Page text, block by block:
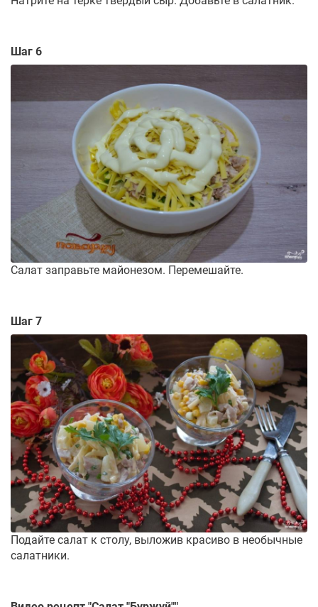
Шаг 6
Салат заправьте майонезом. Перемешайте.
Шаг 7
Подайте салат к столу, выложив красиво в необычные
салатники.